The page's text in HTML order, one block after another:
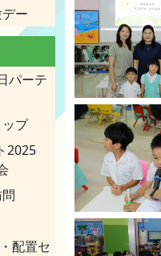
ー
パーテ
プ
2025
配置セ